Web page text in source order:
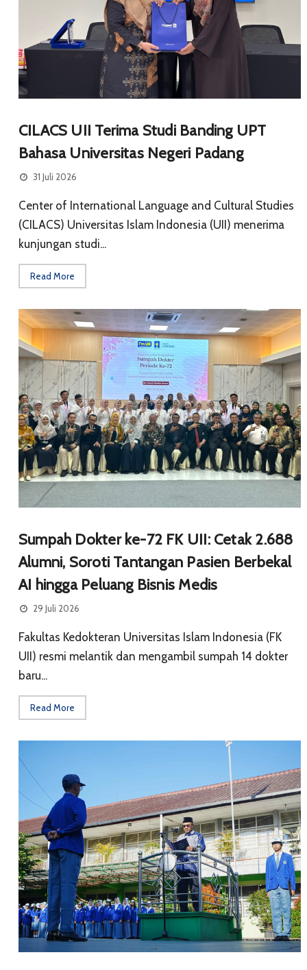
CILACS UII Terima Studi Banding UPT
Bahasa Universitas Negeri Padang
31 Juli 2026
Center of International Language and Cultural Studies
(CILACS) Universitas Islam Indonesia (UII) menerima
kunjungan studi...
Read More
Sumpah Dokter ke-72 FK UII: Cetak 2.688
Alumni, Soroti Tantangan Pasien Berbekal
AI hingga Peluang Bisnis Medis
29 Juli 2026
Fakultas Kedokteran Universitas Islam Indonesia (FK
UII) resmi melantik dan mengambil sumpah 14 dokter
baru...
Read More